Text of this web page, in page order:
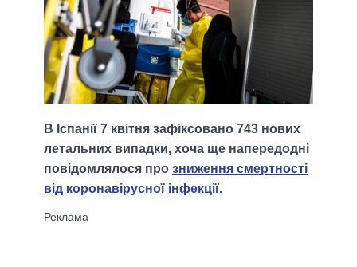
В Іспанії 7 квітня зафіксовано 743 нових
летальних випадки, хоча ще напередодні
повідомлялося про зниження смертності
від коронавірусної інфекції.